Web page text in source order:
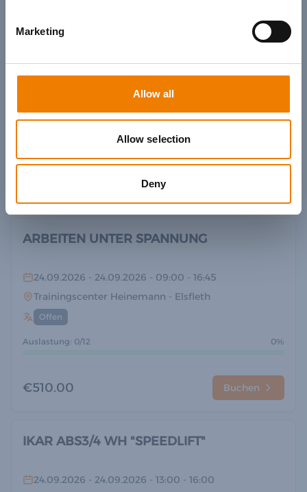
Marketing
Allow all
Allow selection
Deny
MANUAL HANDLING
24.09.2026- 24.09.2026- 09:00- 12:00
Trainingscenter Heinemann- Elsfleth
Offen
ARBEITEN UNTER SPANNUNG
24.09.2026 - 24.09.2026 - 09:00 - 16:45
Trainingscenter Heinemann - Elsfleth
Offen
Auslastung: 0/12 0%
€510.00 Buchen
IKAR ABS3/4 WH "SPEEDLIFT"
24.09.2026 - 24.09.2026 - 13:00 - 16:00